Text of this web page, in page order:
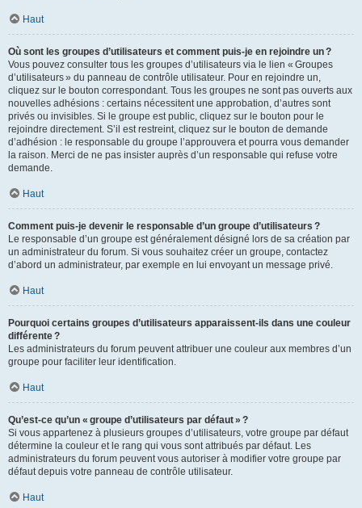
Haut
Où sont les groupes d’utilisateurs et comment puis-je en rejoindre un ?
Vous pouvez consulter tous les groupes d’utilisateurs via le lien « Groupes
d’utilisateurs » du panneau de contrôle utilisateur. Pour en rejoindre un,
cliquez sur le bouton correspondant. Tous les groupes ne sont pas ouverts aux
nouvelles adhésions : certains nécessitent une approbation, d’autres sont
privés ou invisibles. Si le groupe est public, cliquez sur le bouton pour le
rejoindre directement. S’il est restreint, cliquez sur le bouton de demande
d’adhésion : le responsable du groupe l’approuvera et pourra vous demander
la raison. Merci de ne pas insister auprès d’un responsable qui refuse votre
demande.
Haut
Comment puis-je devenir le responsable d’un groupe d’utilisateurs ?
Le responsable d’un groupe est généralement désigné lors de sa création par
un administrateur du forum. Si vous souhaitez créer un groupe, contactez
d’abord un administrateur, par exemple en lui envoyant un message privé.
Haut
Pourquoi certains groupes d’utilisateurs apparaissent-ils dans une couleur
différente ?
Les administrateurs du forum peuvent attribuer une couleur aux membres d’un
groupe pour faciliter leur identification.
Haut
Qu’est-ce qu’un « groupe d’utilisateurs par défaut » ?
Si vous appartenez à plusieurs groupes d’utilisateurs, votre groupe par défaut
détermine la couleur et le rang qui vous sont attribués par défaut. Les
administrateurs du forum peuvent vous autoriser à modifier votre groupe par
défaut depuis votre panneau de contrôle utilisateur.
Haut